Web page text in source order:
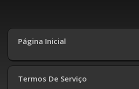
Página Inicial
Termos De Serviço